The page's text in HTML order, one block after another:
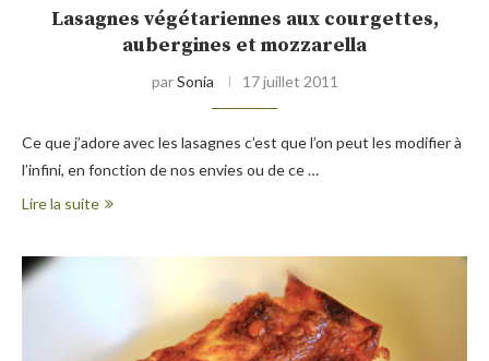
Lasagnes végétariennes aux courgettes,
aubergines et mozzarella
parSonia 17 juillet 2011
Ce que j’adore avec les lasagnes c’est que l’on peut les modifier à
l’infini, en fonction de nos envies ou de ce …
Lire la suite